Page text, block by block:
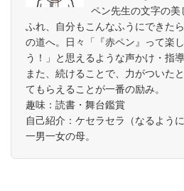
ペン先生の文字の美
ふれ、自分もこんなふうにできた
の道へ。日々「『赤ペン』って楽
う！」と思えるような声かけ・指
また、続けることで、力がついた
てもらえることが一番の励み。
趣味：読書・舞台鑑賞
自己紹介：ケセラセラ（なるように
一男一女の母。